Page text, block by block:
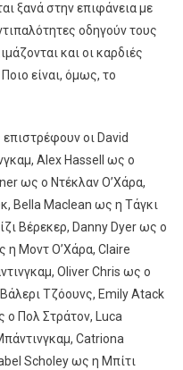
ξανά στην επιφάνεια με
οδηγούν τους
και οι καρδιές
είναι, όμως, το
οι David
Alex Hassell ως ο
ως ο Ντέκλαν Ο’Χάρα,
Bella Maclean ως η Τάγκι
Βέρεκερ, Danny Dyer ως ο
η Μοντ Ο’Χάρα, Claire
Oliver Chris ως ο
Τζόουνς, Emily Atack
Πολ Στράτον, Luca
Catriona
Scholey ως η Μπίτι